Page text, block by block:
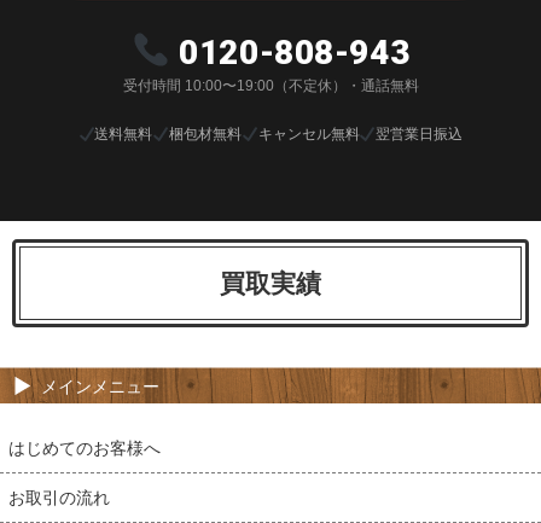
0120-808-943
受付時間 10:00〜19:00（不定休）・通話無料
送料無料 梱包材無料 キャンセル無料 翌営業日振込
買取実績
メインメニュー
はじめてのお客様へ
お取引の流れ